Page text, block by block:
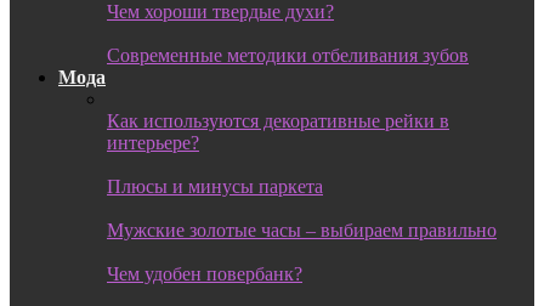
Чем хороши твердые духи?
Современные методики отбеливания зубов
Мода
Как используются декоративные рейки в
интерьере?
Плюсы и минусы паркета
Мужские золотые часы – выбираем правильно
Чем удобен повербанк?